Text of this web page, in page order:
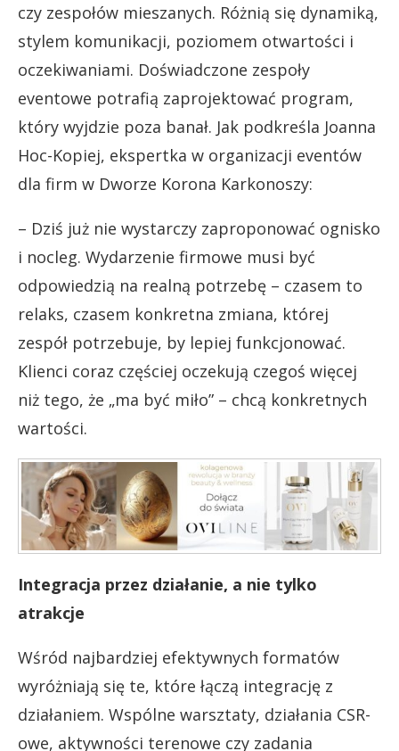
czy zespołów mieszanych. Różnią się dynamiką,
stylem komunikacji, poziomem otwartości i
oczekiwaniami. Doświadczone zespoły
eventowe potrafią zaprojektować program,
który wyjdzie poza banał. Jak podkreśla Joanna
Hoc-Kopiej, ekspertka w organizacji eventów
dla firm w Dworze Korona Karkonoszy:
– Dziś już nie wystarczy zaproponować ognisko
i nocleg. Wydarzenie firmowe musi być
odpowiedzią na realną potrzebę – czasem to
relaks, czasem konkretna zmiana, której
zespół potrzebuje, by lepiej funkcjonować.
Klienci coraz częściej oczekują czegoś więcej
niż tego, że „ma być miło” – chcą konkretnych
wartości.
Integracja przez działanie, a nie tylko
atrakcje
Wśród najbardziej efektywnych formatów
wyróżniają się te, które łączą integrację z
działaniem. Wspólne warsztaty, działania CSR-
owe, aktywności terenowe czy zadania